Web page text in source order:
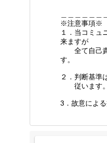
＿＿＿＿＿＿
※注意事項※
１．当コミュ
来ますが
全て自己責
す。
２．判断基準
従います。
3．故意によ